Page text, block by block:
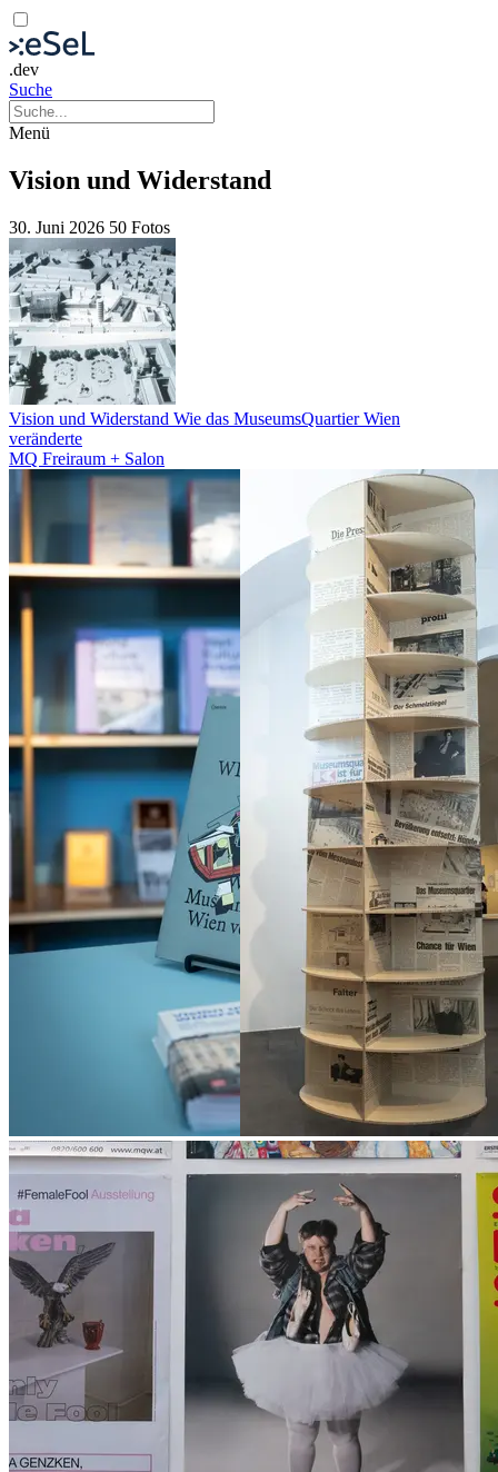
.dev
Suche
Menü
Vision und Widerstand
30. Juni 2026 50 Fotos
Vision und Widerstand Wie das MuseumsQuartier Wien
veränderte
MQ Freiraum + Salon